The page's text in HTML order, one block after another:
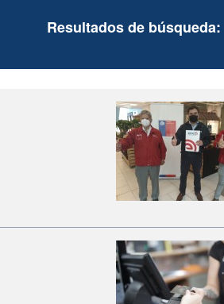
Resultados de búsqueda: